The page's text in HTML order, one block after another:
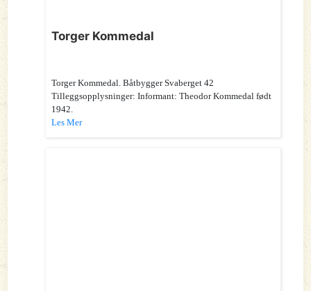
Torger Kommedal
Torger Kommedal. Båtbygger Svaberget 42
Tilleggsopplysninger: Informant: Theodor Kommedal født
1942.
Les Mer